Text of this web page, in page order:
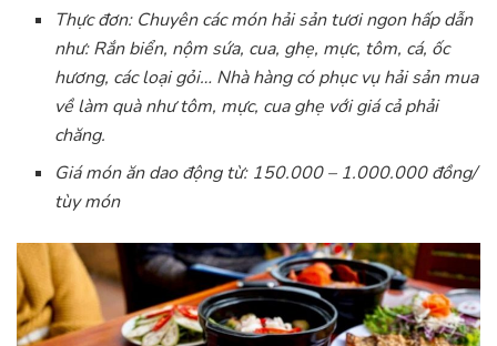
Thực đơn: Chuyên các món hải sản tươi ngon hấp dẫn
như: Rắn biển, nộm sứa, cua, ghẹ, mực, tôm, cá, ốc
hương, các loại gỏi… Nhà hàng có phục vụ hải sản mua
về làm quà như tôm, mực, cua ghẹ với giá cả phải
chăng.
Giá món ăn dao động từ: 150.000 – 1.000.000 đồng/
tùy món